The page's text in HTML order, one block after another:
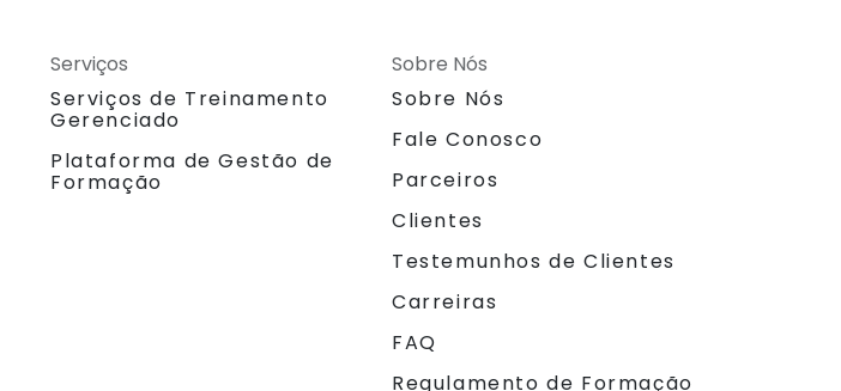
Serviços
Serviços de Treinamento
Gerenciado
Plataforma de Gestão de
Formação
Sobre Nós
Sobre Nós
Fale Conosco
Parceiros
Clientes
Testemunhos de Clientes
Carreiras
FAQ
Regulamento de Formação